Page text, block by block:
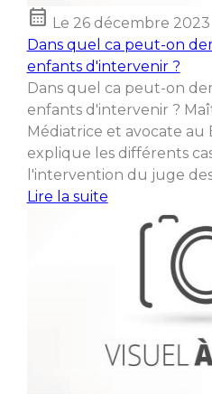
calendar_month Le 26 décembre 2023
Dans quel ca peut-on
enfants d'intervenir ?
Dans quel ca peut-on
enfants d'intervenir ?
Médiatrice et avocate au
explique les différents
l'intervention du juge
Lire la suite